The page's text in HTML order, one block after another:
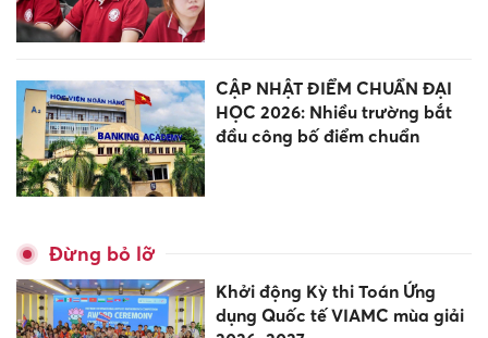
CẬP NHẬT ĐIỂM CHUẨN ĐẠI
HỌC 2026: Nhiều trường bắt
đầu công bố điểm chuẩn
Đừng bỏ lỡ
Khởi động Kỳ thi Toán Ứng
dụng Quốc tế VIAMC mùa giải